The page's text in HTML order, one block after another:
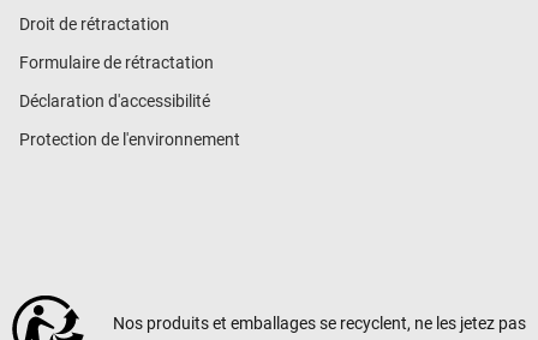
Droit de rétractation
Formulaire de rétractation
Déclaration d'accessibilité
Protection de l'environnement
Nos produits et emballages se recyclent, ne les jetez pas